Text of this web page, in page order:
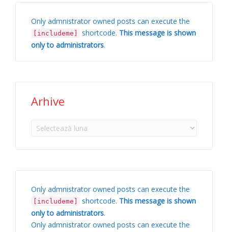
Only admnistrator owned posts can execute the
[includeme] shortcode. This message is shown
only to administrators.
Arhive
Arhive
Only admnistrator owned posts can execute the
[includeme] shortcode. This message is shown
only to administrators.
Only admnistrator owned posts can execute the